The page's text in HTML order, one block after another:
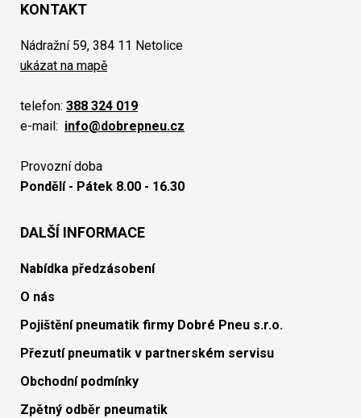
KONTAKT
Nádražní 59, 384 11 Netolice
ukázat na mapě
telefon: 388 324 019
e-mail: info@dobrepneu.cz
Provozní doba
Pondělí - Pátek 8.00 - 16.30
DALŠÍ INFORMACE
Nabídka předzásobení
O nás
Pojištění pneumatik firmy Dobré Pneu s.r.o.
Přezutí pneumatik v partnerském servisu
Obchodní podmínky
Zpětný odběr pneumatik